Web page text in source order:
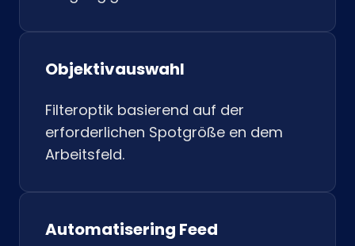
Objektivauswahl
Filteroptik basierend auf der
erforderlichen Spotgröße en dem
Arbeitsfeld.
Automatisering Feed